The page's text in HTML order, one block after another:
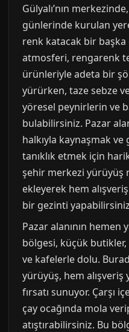
Gülyalı’nın
günlerinde kurulan
renk katacak bir başka
atmosferi, rengarenk
ürünleriyle adeta bir
yürürken, taze sebze
yöresel peynirlerin ve
bulabilirsiniz. Pazar
halkıyla kaynaşmak ve
tanıklık etmek için
şehir merkezi yürüyüş
ekleyerek hem
bir gezinti
Pazar alanının hemen
bölgesi, küçük
ve kafelerle dolu.
yürüyüş, hem
fırsatı sunuyor. Çarşı
çay ocağında mola
atıştırabilirsiniz. Bu